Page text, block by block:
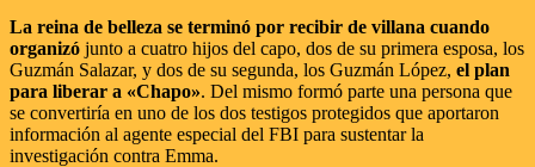
La reina de belleza se terminó por recibir de villana cuando
organizó junto a cuatro hijos del capo, dos de su primera esposa, los
Guzmán Salazar, y dos de su segunda, los Guzmán López, el plan
para liberar a «Chapo». Del mismo formó parte una persona que
se convertiría en uno de los dos testigos protegidos que aportaron
información al agente especial del FBI para sustentar la
investigación contra Emma.